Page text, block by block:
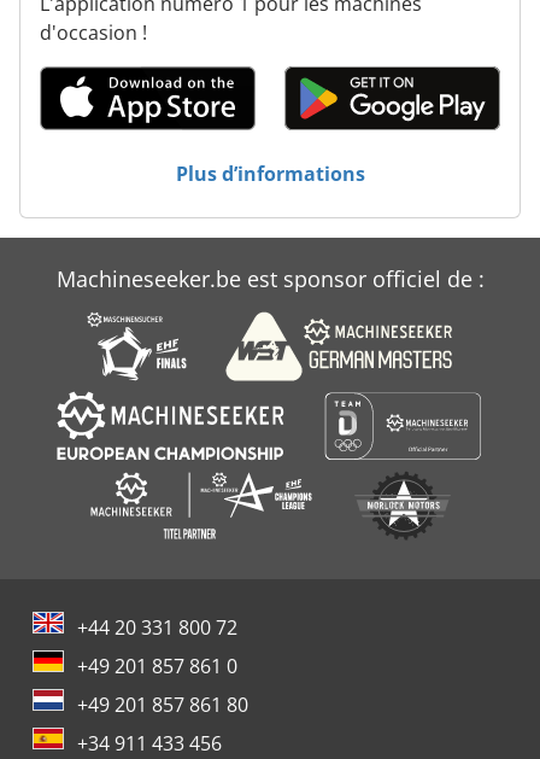
Machine Outil Cnc
Machine Robot
Machines Agricoles
Machines Aiguisantes
Machines D’impression
Strausak Machine
d'occasion !
Plus d’informations
Machineseeker.be est sponsor officiel de :
+44 20 331 800 72
+49 201 857 861 0
+49 201 857 861 80
+34 911 433 456